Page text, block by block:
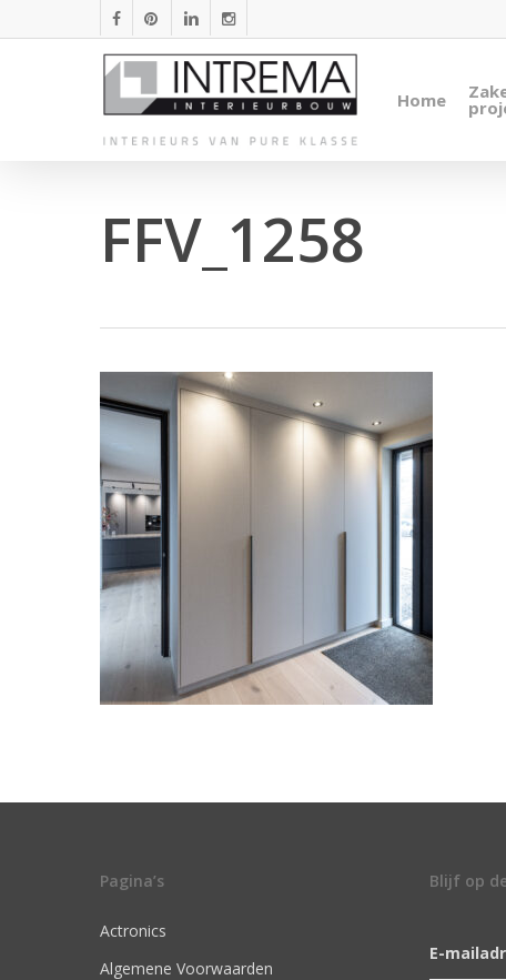
to
facebookpinterestlinkedininstagram
Home
FFV_1258
Pagina’s
Actronics
Algemene Voorwaarden
Blijf op
E-